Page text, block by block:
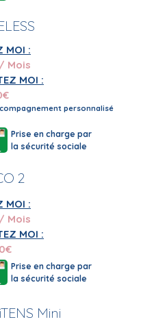
MOI :
Mois
MOI :
€
personnalisé
Prise en charge par
la sécurité sociale
2
MOI :
Mois
MOI :
€
Prise en charge par
la sécurité sociale
Mini